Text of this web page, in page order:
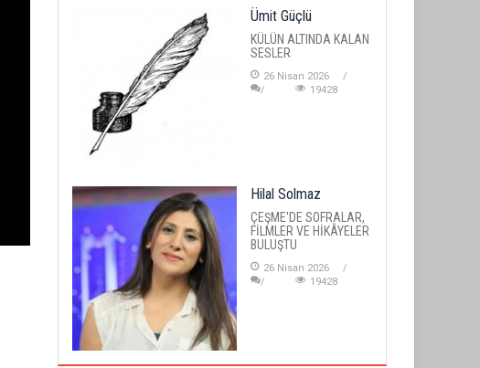
Ümit Güçlü
KÜLÜN ALTINDA KALAN
SESLER
26 Nisan 2026
19428
Hilal Solmaz
ÇEŞME'DE SOFRALAR,
FİLMLER VE HİKÂYELER
BULUŞTU
26 Nisan 2026
19428